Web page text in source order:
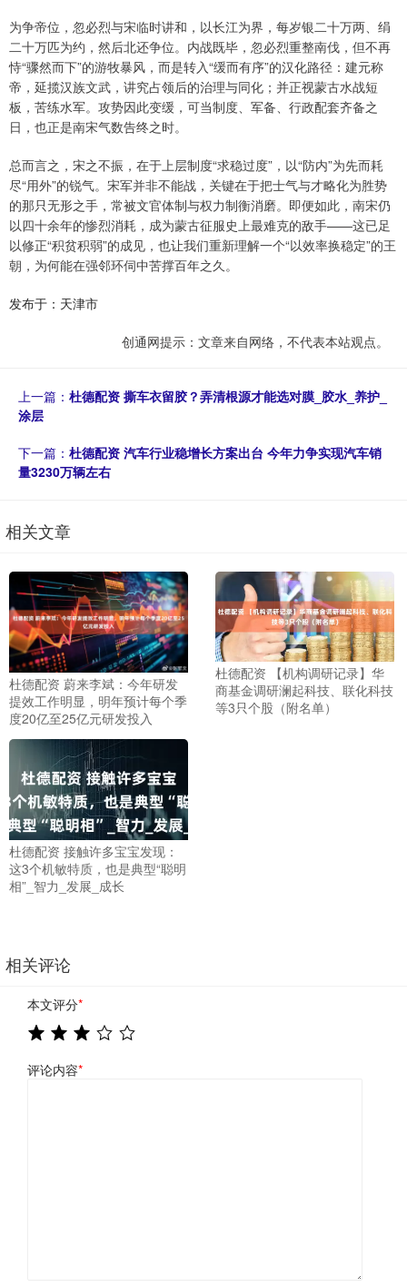
为争帝位，忽必烈与宋临时讲和，以长江为界，每岁银二十万两、绢
二十万匹为约，然后北还争位。内战既毕，忽必烈重整南伐，但不再
恃“骤然而下”的游牧暴风，而是转入“缓而有序”的汉化路径：建元称
帝，延揽汉族文武，讲究占领后的治理与同化；并正视蒙古水战短
板，苦练水军。攻势因此变缓，可当制度、军备、行政配套齐备之
日，也正是南宋气数告终之时。
总而言之，宋之不振，在于上层制度“求稳过度”，以“防内”为先而耗
尽“用外”的锐气。宋军并非不能战，关键在于把士气与才略化为胜势
的那只无形之手，常被文官体制与权力制衡消磨。即便如此，南宋仍
以四十余年的惨烈消耗，成为蒙古征服史上最难克的敌手——这已足
以修正“积贫积弱”的成见，也让我们重新理解一个“以效率换稳定”的王
朝，为何能在强邻环伺中苦撑百年之久。
发布于：天津市
创通网提示：文章来自网络，不代表本站观点。
上一篇： 杜德配资 撕车衣留胶？弄清根源才能选对膜_胶水_养护_
涂层
下一篇： 杜德配资 汽车行业稳增长方案出台 今年力争实现汽车销
量3230万辆左右
相关文章
杜德配资 蔚来李斌：今年研发
提效工作明显，明年预计每个季
度20亿至25亿元研发投入
杜德配资 【机构调研记录】华
商基金调研澜起科技、联化科技
等3只个股（附名单）
杜德配资 接触许多宝宝发现：
这3个机敏特质，也是典型“聪明
相”_智力_发展_成长
相关评论
本文评分*
评论内容*